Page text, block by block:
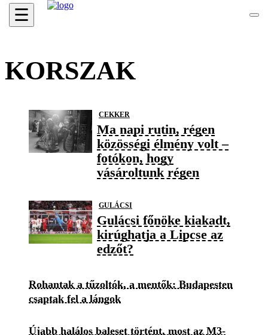
☰
KORSZAK
CEKKER
Ma napi rutin, régen
közösségi élmény volt –
fotókon, hogy
vásároltunk régen
GULÁCSI
Gulácsi főnöke kiakadt,
kirúghatja a Lipcse az
edzőt?
Rohantak a tűzoltók, a mentők: Budapesten
csaptak fel a lángok
Újabb halálos baleset történt, most az M3-